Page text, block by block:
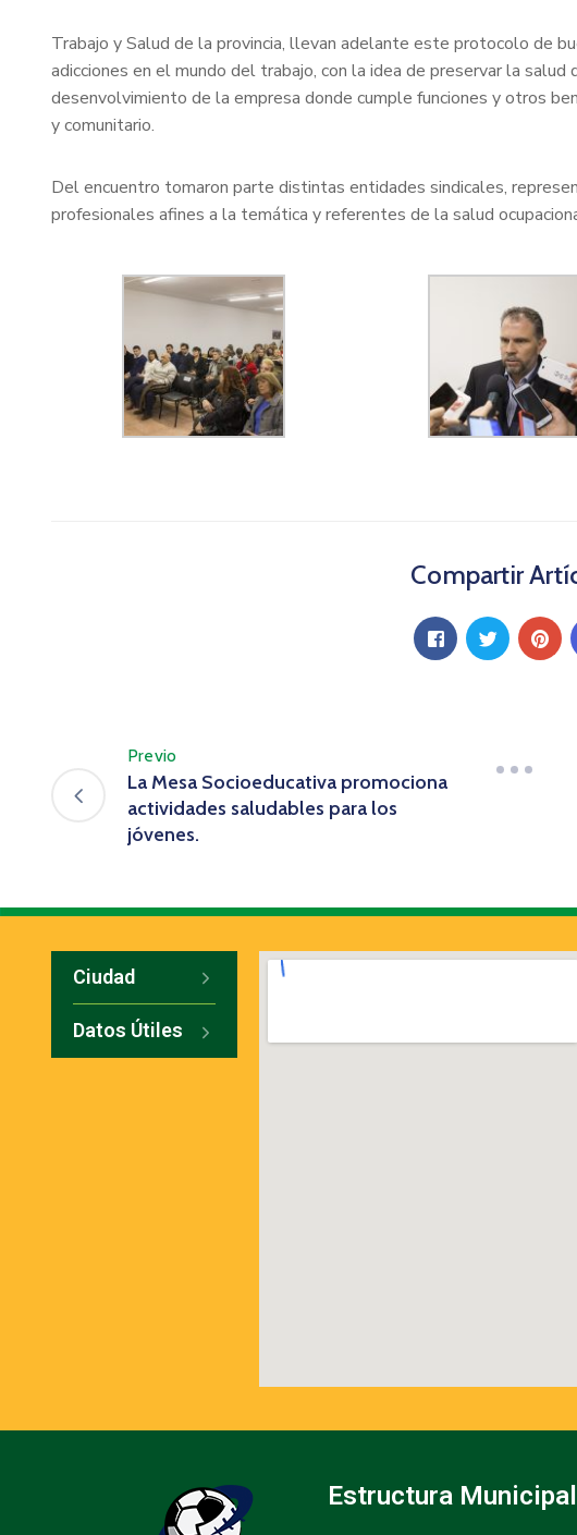
Trabajo y Salud de la provincia, llevan adelante este protocolo de
adicciones en el mundo del trabajo, con la idea de preservar la
desenvolvimiento de la empresa donde cumple funciones y otros
y comunitario.
Del encuentro tomaron parte distintas entidades sindicales,
profesionales afines a la temática y referentes de la salud
Compartir
Previo
La Mesa Socioeducativa promociona
actividades saludables para los
jóvenes.
Ciudad
Datos Útiles
Estructura Municipal